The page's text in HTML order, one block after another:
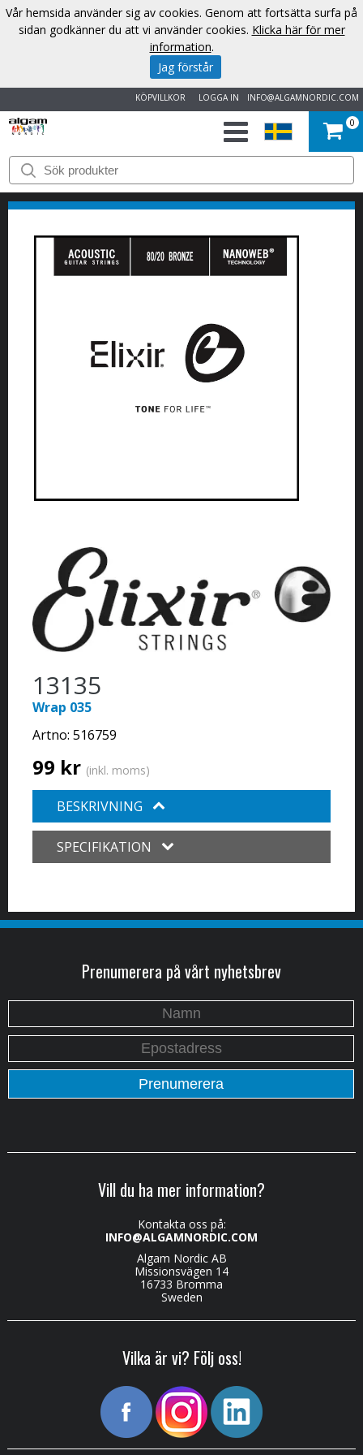
INFO@ALGAMNORDIC.COM
LOGGA IN
KÖPVILLKOR
START
VARUMÄRKEN
NYHETER
KONTAKT
0
13135
Wrap 035
Artno: 516759
99 kr (inkl. moms)
BESKRIVNING
SPECIFIKATION
Prenumerera på vårt nyhetsbrev
Vill du ha mer information?
Kontakta oss på:
INFO@ALGAMNORDIC.COM
Algam Nordic AB
Missionsvägen 14
16733 Bromma
Sweden
Vilka är vi? Följ oss!
Vår hemsida använder sig av cookies. Genom att fortsätta surfa på
sidan godkänner du att vi använder cookies. Klicka här för mer
information.
Jag förstår